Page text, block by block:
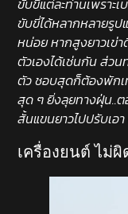
ขับขี่แต่ละท่านเพราะ
ขับขี่ได้หลากหลายรูป
หน่อย หากสูงยาวเข่
ตัวเองได้เช่นกัน ส่ว
ตัว ชอบสุดก็ต้องพักเ
สุด ๆ ยิ่งลุยทางฝุ่น..ต
สั้นแขนยาวไปปรับเอ
เครื่องยนต์ ไม่ผิ